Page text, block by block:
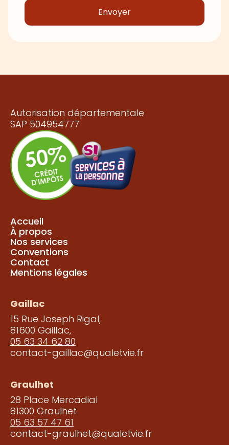
Autorisation départementale
SAP 504954777
Accueil
À propos
Nos services
Conventions
Contact
Mentions légales
Gaillac
15 Rue Joseph Rigal,
81600 Gaillac,
05 63 34 62 80
contact-gaillac@qualetvie.fr
Graulhet
28 Place Mercadial
81300 Graulhet
05 63 57 47 61
contact-graulhet@qualetvie.fr